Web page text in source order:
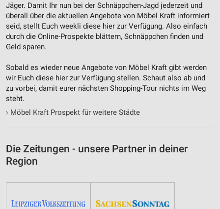
Jäger. Damit Ihr nun bei der Schnäppchen-Jagd jederzeit und
überall über die aktuellen Angebote von Möbel Kraft informiert
seid, stellt Euch weekli diese hier zur Verfügung. Also einfach
durch die Online-Prospekte blättern, Schnäppchen finden und
Geld sparen.
Sobald es wieder neue Angebote von Möbel Kraft gibt werden
wir Euch diese hier zur Verfügung stellen. Schaut also ab und
zu vorbei, damit eurer nächsten Shopping-Tour nichts im Weg
steht.
› Möbel Kraft Prospekt für weitere Städte
Die Zeitungen - unsere Partner in deiner
Region